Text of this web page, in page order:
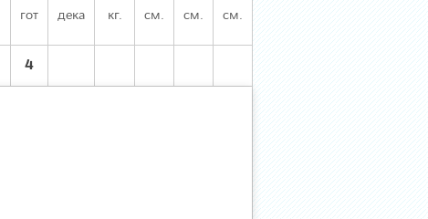
гот дека кг. см. см. см.
4